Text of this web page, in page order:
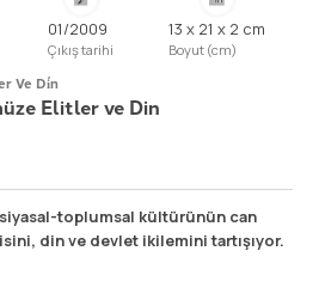
01/2009
Çıkış tarihi
13 x 21 x 2 cm
Boyut (cm)
Ve Di̇n
Elitler ve Din
siyasal-toplumsal kültürünün can
din ve devlet ikilemini tartışıyor.